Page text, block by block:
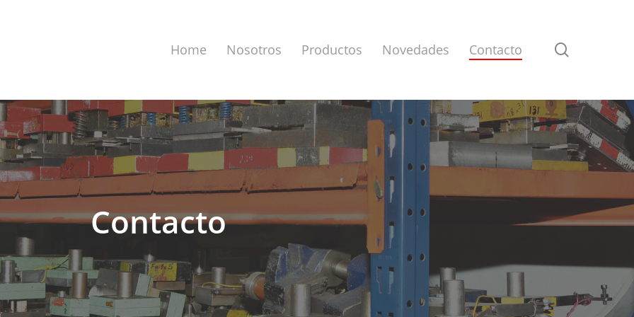
cerrar.
Home Nosotros Productos Novedades Contacto
Contacto